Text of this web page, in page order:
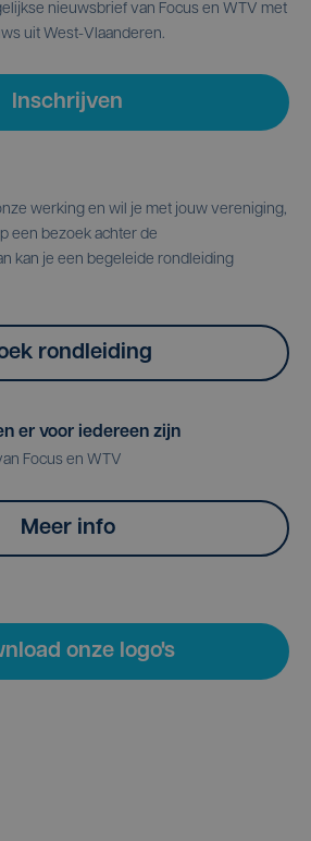
nieuwsbrief van Focus en WTV met
uit West-Vlaanderen.
Inschrijven
werking en wil je met jouw vereniging,
een bezoek achter de
kan je een begeleide rondleiding
rondleiding
er voor iedereen zijn
Focus en WTV
Meer info
onze logo's